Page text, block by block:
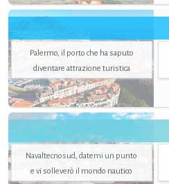
Palermo, il porto che ha saputo
diventare attrazione turistica
Navaltecnosud, datemi un punto
e vi solleverò il mondo nautico